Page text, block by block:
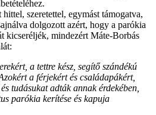
szeretettel, egymást támogatva,
dolgozott azért, hogy a parókia
kicseréljék, mindezért Máte-Borbás
a tettre kész, segítő szándékú
a férjekért és családapákért,
tudásukat adták annak érdekében,
parókia kerítése és kapuja